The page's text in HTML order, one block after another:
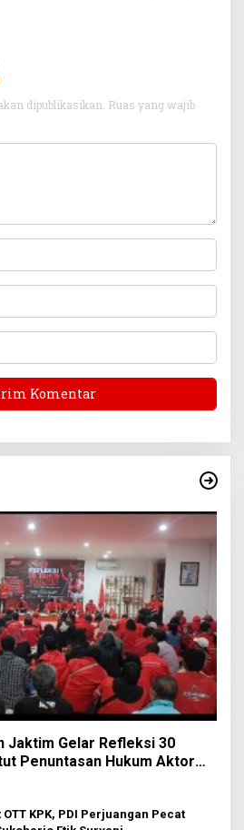
dipublikasikan. Ruas yang wajib
Jaktim Gelar Refleksi 30
Penuntasan Hukum Aktor
KPK, PDI Perjuangan Pecat